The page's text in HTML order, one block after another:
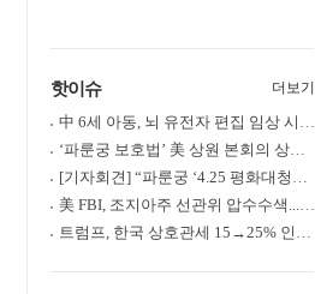
핫이슈 더보기
中 6세 아동, 뇌 유전자 편집 임상 시험 중 사망... 의료진 1년간 ....
‘파룬궁 보호법’ 美 상원 본회의 상정... 최종 입법 ‘초읽기’
[기자회견] “파룬궁 ‘4.25 평화대청원’ 기념 & 중공의 션윈 공연 .....
美 FBI, 조지아주 선관위 압수수색... 트럼프 “부정선거 증거 확보....
트럼프, 한국 상호관세 15→25% 인상... “韓 국회 무력합의 미비준”....